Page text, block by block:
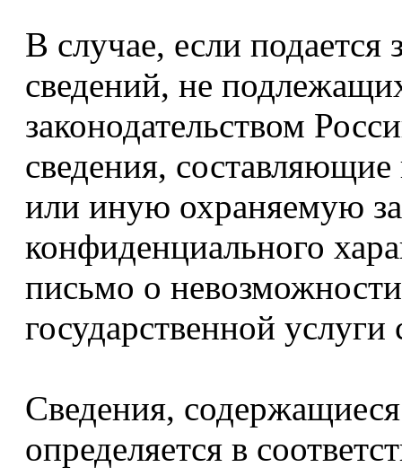
В случае, если подается
сведений, не
законодательством
сведения,
или иную охраняемую
конфиденциального
письмо о
государственной
Сведения,
определяется в